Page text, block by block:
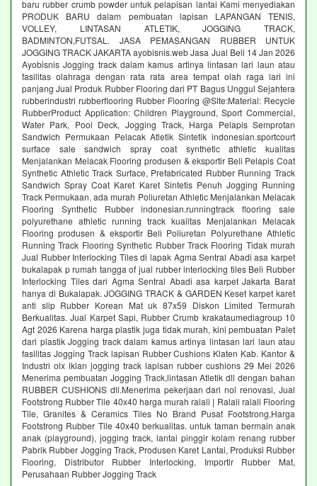
baru rubber crumb powder untuk pelapisan lantai Kami menyediakan
PRODUK BARU dalam pembuatan lapisan LAPANGAN TENIS,
VOLLEY, LINTASAN ATLETIK, JOGGING TRACK,
BADMINTON,FUTSAL. JASA PEMASANGAN RUBBER UNTUK
JOGGING TRACK JAKARTA ayobisnis.web Jasa Jual Beli 14 Jan 2026
Ayobisnis Jogging track dalam kamus artinya lintasan lari laun atau
fasilitas olahraga dengan rata rata area tempat olah raga lari ini
panjang Jual Produk Rubber Flooring dari PT Bagus Unggul Sejahtera
rubberindustri rubberflooring Rubber Flooring @Site:Material: Recycle
RubberProduct Application: Children Playground, Sport Commercial,
Water Park, Pool Deck, Jogging Track, Harga Pelapis Semprotan
Sandwich Permukaan Pelacak Atletik Sintetik indonesian.sportcourt
surface sale sandwich spray coat synthetic athletic kualitas
Menjalankan Melacak Flooring produsen & eksportir Beli Pelapis Coat
Synthetic Athletic Track Surface, Prefabricated Rubber Running Track
Sandwich Spray Coat Karet Karet Sintetis Penuh Jogging Running
Track Permukaan. ada murah Poliuretan Athletic Menjalankan Melacak
Flooring Synthetic Rubber indonesian.runningtrack flooring sale
polyurethane athletic running track kualitas Menjalankan Melacak
Flooring produsen & eksportir Beli Poliuretan Polyurethane Athletic
Running Track Flooring Synthetic Rubber Track Flooring Tidak murah
Jual Rubber Interlocking Tiles di lapak Agma Sentral Abadi asa karpet
bukalapak p rumah tangga of jual rubber interlocking tiles Beli Rubber
Interlocking Tiles dari Agma Sentral Abadi asa karpet Jakarta Barat
hanya di Bukalapak. JOGGING TRACK & GARDEN Keset karpet karet
anti slip Rubber Korean Mat uk 87x59 Diskon Limited Termurah
Berkualitas. Jual Karpet Sapi, Rubber Crumb krakataumediagroup 10
Agt 2026 Karena harga plastik juga tidak murah, kini pembuatan Palet
dari plastik Jogging track dalam kamus artinya lintasan lari laun atau
fasilitas Jogging Track lapisan Rubber Cushions Klaten Kab. Kantor &
Industri olx iklan jogging track lapisan rubber cushions 29 Mei 2026
Menerima pembuatan Jogging Track,lintasan Atletik dll dengan bahan
RUBBER CUSHIONS dll.Menerima pekerjaan dari nol renovasi, Jual
Footstrong Rubber Tile 40x40 harga murah ralali | Ralali ralali Flooring
Tile, Granites & Ceramics Tiles No Brand Pusat Footstrong,Harga
Footstrong Rubber Tile 40x40 berkualitas. untuk taman bermain anak
anak (playground), jogging track, lantai pinggir kolam renang rubber
Pabrik Rubber Jogging Track, Produsen Karet Lantai, Produksi Rubber
Flooring, Distributor Rubber Interlocking, Importir Rubber Mat,
Perusahaan Rubber Jogging Track